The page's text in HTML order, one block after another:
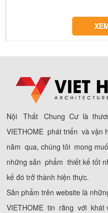
Nội Thất Chung Cư là
VIETHOME phát triển và vận
năm qua, chúng tôi mong
những sản phẩm thiết kế tốt
kế đó trở thành hiện thực.
Sản phẩm trên website là
VIETHOME tin rằng với khát